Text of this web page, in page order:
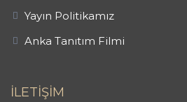
Yayın Politikamız
Anka Tanıtım Filmi
İLETİŞİM